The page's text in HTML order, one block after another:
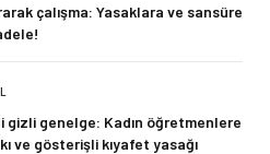
çalışma: Yasaklara ve sansüre
gizli genelge: Kadın öğretmenlere
ve gösterişli kıyafet yasağı